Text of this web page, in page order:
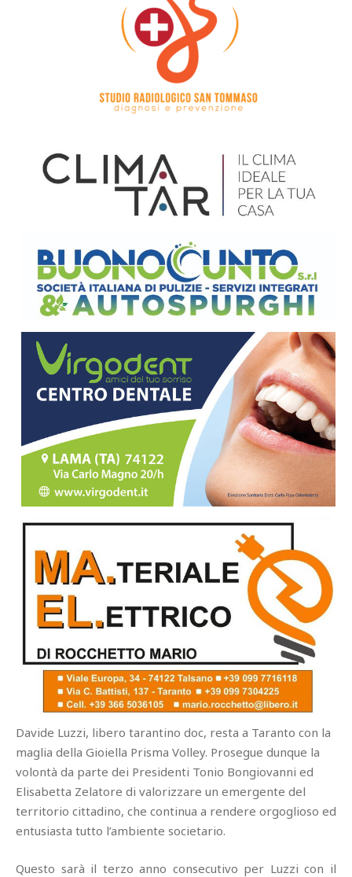
Davide Luzzi, libero tarantino doc, resta a Taranto con la
maglia della Gioiella Prisma Volley. Prosegue dunque la
volontà da parte dei Presidenti Tonio Bongiovanni ed
Elisabetta Zelatore di valorizzare un emergente del
territorio cittadino, che continua a rendere orgoglioso ed
entusiasta tutto l’ambiente societario.
Questo sarà il terzo anno consecutivo per Luzzi con il